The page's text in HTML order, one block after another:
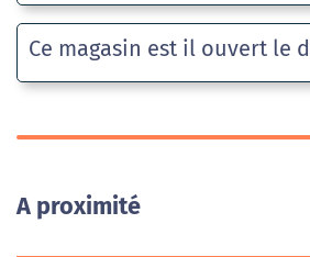
Ce magasin est il ouvert le
A proximité